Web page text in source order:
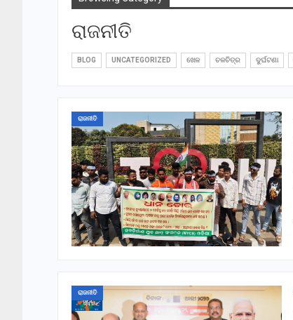
ରାଜନୀତି
BLOG UNCATEGORIZED ଖେଳ ଚଳଚିତ୍ର ଦୁର୍ଘଟଣା
ରାଜନୀତି
ରାଜନୀତି